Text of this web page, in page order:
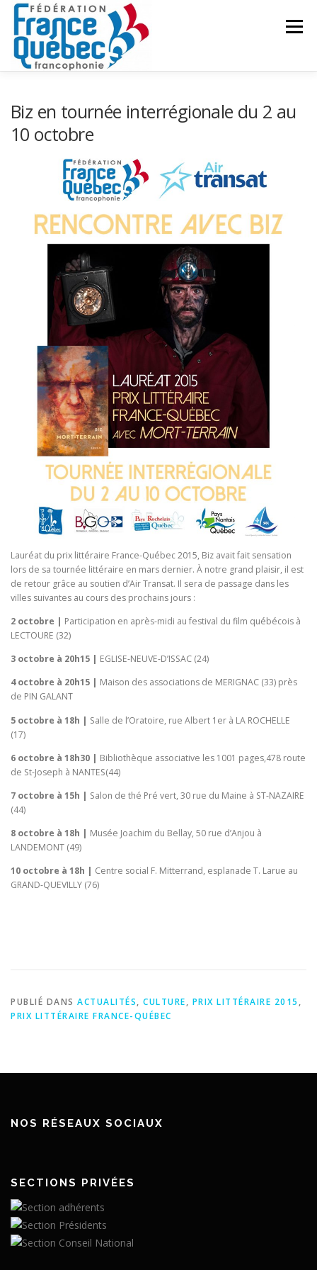
Aller
contenu
Menu
INTRANET
Biz en tournée interrégionale du 2 au
10 octobre
Lauréat du prix littéraire France-Québec 2015, Biz avait fait sensation
lors de sa tournée littéraire en mars dernier. À notre grand plaisir, il est
de retour grâce au soutien d’Air Transat. Il sera de passage dans les
villes suivantes au cours des prochains jours :
2 octobre | Participation en après-midi au festival du film québécois à
LECTOURE (32)
3 octobre à 20h15 | EGLISE-NEUVE-D’ISSAC (24)
4 octobre à 20h15 | Maison des associations de MERIGNAC (33) près
de PIN GALANT
5 octobre à 18h | Salle de l’Oratoire, rue Albert 1er à LA ROCHELLE
(17)
6 octobre à 18h30 | Bibliothèque associative les 1001 pages,478 route
de St-Joseph à NANTES(44)
7 octobre à 15h | Salon de thé Pré vert, 30 rue du Maine à ST-NAZAIRE
(44)
8 octobre à 18h | Musée Joachim du Bellay, 50 rue d’Anjou à
LANDEMONT (49)
10 octobre à 18h | Centre social F. Mitterrand, esplanade T. Larue au
GRAND-QUEVILLY (76)
PUBLIÉ DANS ACTUALITÉS, CULTURE, PRIX LITTÉRAIRE 2015,
PRIX LITTÉRAIRE FRANCE-QUÉBEC
NOS RÉSEAUX SOCIAUX
SECTIONS PRIVÉES